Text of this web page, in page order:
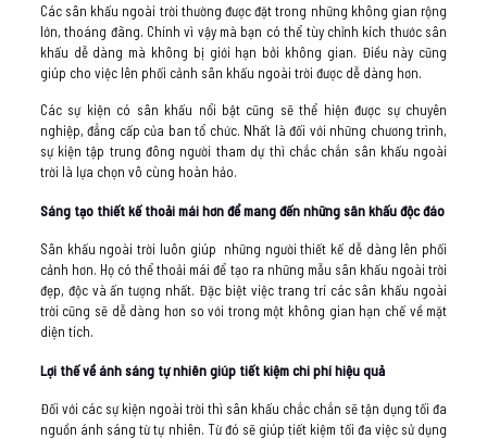
Các sân khấu ngoài trời thường được đặt trong những không gian rộng
lớn, thoáng đãng. Chính vì vậy mà bạn có thể tùy chỉnh kích thước sân
khấu dễ dàng mà không bị giới hạn bởi không gian. Điều này cũng
giúp cho việc lên phối cảnh sân khấu ngoài trời được dễ dàng hơn.
Các sự kiện có sân khấu nổi bật cũng sẽ thể hiện được sự chuyên
nghiệp, đẳng cấp của ban tổ chức. Nhất là đối với những chương trình,
sự kiện tập trung đông người tham dự thì chắc chắn sân khấu ngoài
trời là lựa chọn vô cùng hoàn hảo.
Sáng tạo thiết kế thoải mái hơn để mang đến những sân khấu độc đáo
Sân khấu ngoài trời luôn giúp những người thiết kế dễ dàng lên phối
cảnh hơn. Họ có thể thoải mái để tạo ra những mẫu sân khấu ngoài trời
đẹp, độc và ấn tượng nhất. Đặc biệt việc trang trí các sân khấu ngoài
trời cũng sẽ dễ dàng hơn so với trong một không gian hạn chế về mặt
diện tích.
Lợi thế về ánh sáng tự nhiên giúp tiết kiệm chi phí hiệu quả
Đối với các sự kiện ngoài trời thì sân khấu chắc chắn sẽ tận dụng tối đa
nguồn ánh sáng từ tự nhiên. Từ đó sẽ giúp tiết kiệm tối đa việc sử dụng